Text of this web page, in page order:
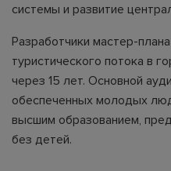
системы и развитие
Разработчики мастер-
туристического потока в
через 15 лет. Основной
обеспеченных молодых
высшим образованием,
без детей.